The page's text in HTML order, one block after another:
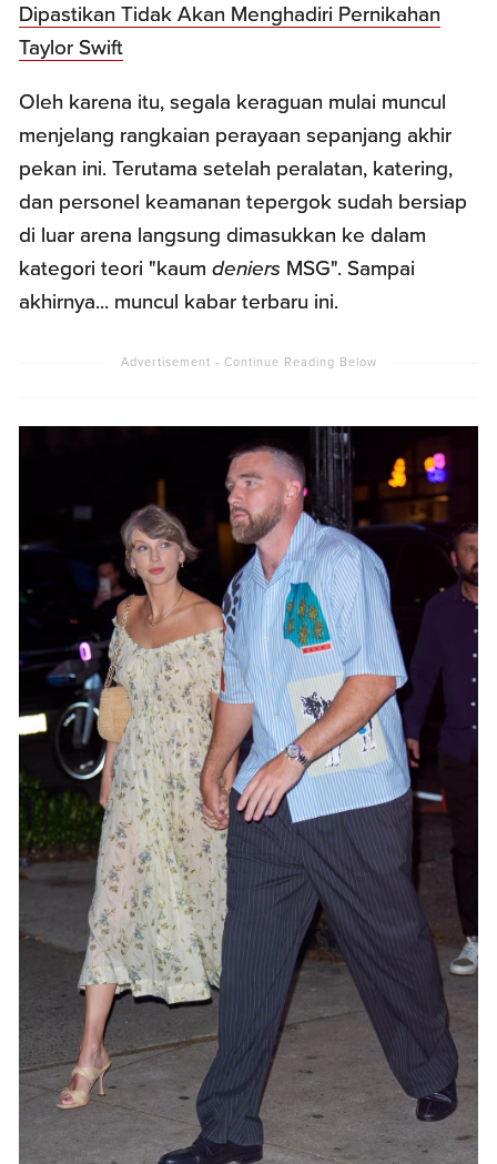
Dipastikan Tidak Akan Menghadiri Pernikahan
Taylor Swift
Oleh karena itu, segala keraguan mulai muncul
menjelang rangkaian perayaan sepanjang akhir
pekan ini. Terutama setelah peralatan, katering,
dan personel keamanan tepergok sudah bersiap
di luar arena langsung dimasukkan ke dalam
kategori teori "kaumdeniers MSG". Sampai
akhirnya... muncul kabar terbaru ini.